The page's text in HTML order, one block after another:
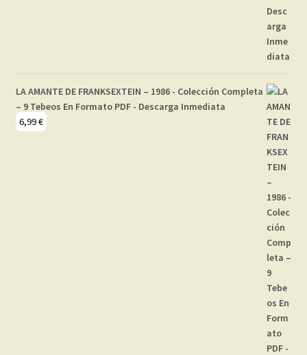
LA AMANTE DE FRANKSEXTEIN – 1986 - Colección Completa
– 9 Tebeos En Formato PDF - Descarga Inmediata
6,99€